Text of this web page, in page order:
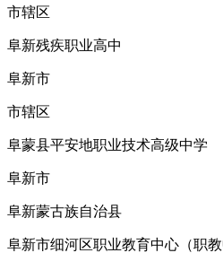
市辖区
阜新残疾职业高中
阜新市
市辖区
阜蒙县平安地职业技术高级中学
阜新市
阜新蒙古族自治县
阜新市细河区职业教育中心（职教